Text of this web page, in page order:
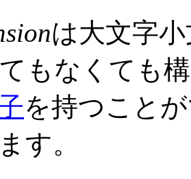
は大文字
もなくても
を持つこと
す。